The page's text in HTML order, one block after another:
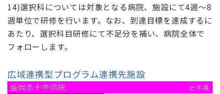
14)選択科については対象となる病院、施設にて4週～8
週単位で研修を行います。なお、到達目標を達成するに
あたり、選択科目研修にて不足分を補い、病院全体で
フォローします。
広域連携型プログラム連携先施設